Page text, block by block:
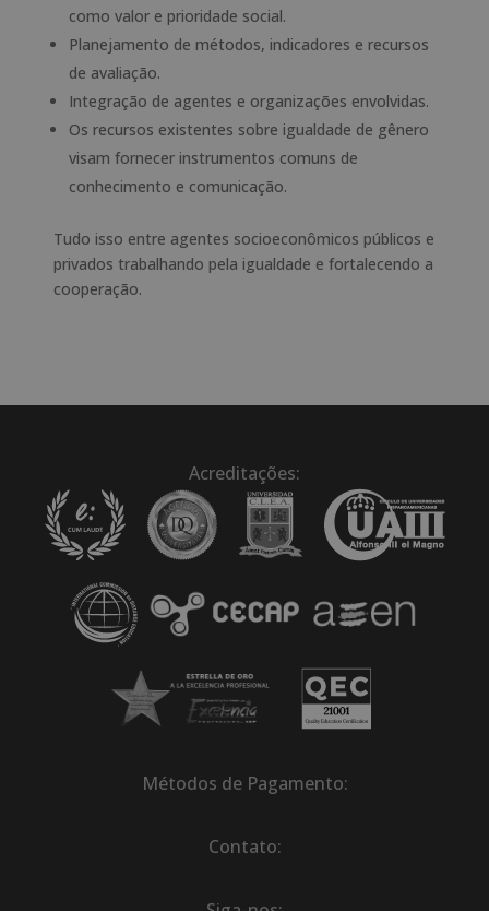
como valor e prioridade social.
Planejamento de métodos, indicadores e recursos
de avaliação.
Integração de agentes e organizações envolvidas.
Os recursos existentes sobre igualdade de gênero
visam fornecer instrumentos comuns de
conhecimento e comunicação.
Tudo isso entre agentes socioeconômicos públicos e
privados trabalhando pela igualdade e fortalecendo a
cooperação.
Acreditações:
Métodos de Pagamento:
Contato: